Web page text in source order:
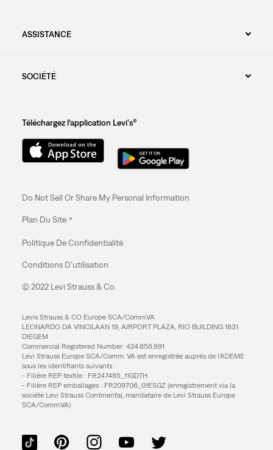
ASSISTANCE
SOCIÉTÉ
Téléchargez l’application Levi's®
Do Not Sell Or Share My Personal Information
Plan Du Site
Politique De Confidentialité
Conditions D’utilisation
© 2022 Levi Strauss & Co.
Levis Strauss & CO Europe SCA/Comm.VA
LEONARDO DA VINCILAAN 19, AIRPORT PLAZA, RIO BUILDING 1831
DIEGEM
Commercial Registered Number: 424.656.991
Levi Strauss Europe SCA/Comm. VA est enregistrée auprès de l’ADEME
sous les identifiants suivants :
- Filière REP textile : FR247485_11GDTH
- Filière REP emballages : FR209706_01ESGZ (enregistrement via la
société Levi Strauss Continental, mandataire de Levi Strauss Europe
SCA/Comm.VA)